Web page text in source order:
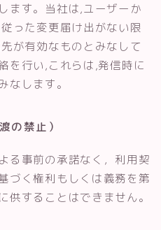
ます。当社は,ユーザーか
った変更届け出がない限
が有効なものとみなして
を行い,これらは,発信時に
なします。
の禁止）
る事前の承諾なく，利用契
づく権利もしくは義務を第
供することはできません。